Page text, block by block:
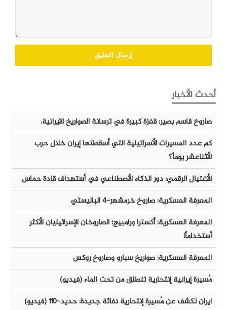
أحدث الأخبار
صاروخ قاسم بصير: قفزة كبيرة في ترسانة الصواريخ الايرانية.
كم عدد المسيرات الأسرائيلية التي أسقطتها إيران خلال حرب
الأثناعشر يوماً؟
الأغتيال الرقمي: دور الذكاء الأصطناعي في أستهداف قادة حماس
المعرفة العسكرية: صاروخ خرمشهر-٤ الباليستي
المعرفة العسكرية: أكسترا ورامبيج؛ الصاروخان الإسرائيليان الأكثر
أستخداماً!
المعرفة العسكرية: صواريخ سبارو وصاروخ روكس
مُسيرة إيرانية إنتحارية تنطلق من تحت الماء (فيديو)
ايران تكشف عن مُسيرة إنتحارية نفاثة جديدة: حديد-١١٠ (فيديو)